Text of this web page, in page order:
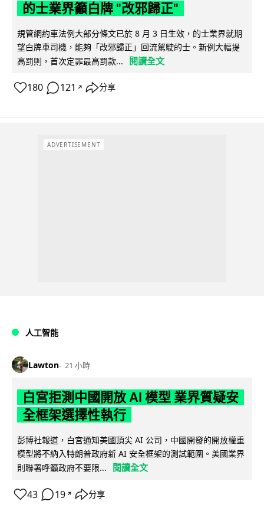
的士業界籲白牌 "改邪歸正"
規管網約車法例大部分條文已於 8 月 3 日生效，的士業界就期
望白牌車司機，能夠「改邪歸正」回流駕駛的士。新例大幅提
高罰則，首次定罪最高罰款...
閱讀全文
180 121 ↗ 分享
ADVERTISEMENT
人工智能
Lawton 21 小時
白宮拒測中國開放 AI 模型 業界質疑安
全框架選擇性執行
彭博社報道，白宮通知美國頂尖 AI 公司，中國開發的開放權重
模型將不納入特朗普政府新 AI 安全框架的測試範圍。美國業界
則聯署呼籲政府不要限...
閱讀全文
43 19 ↗ 分享